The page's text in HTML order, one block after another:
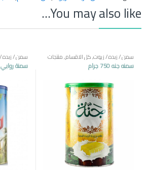
You may also like…
سمن / زبده / زيوت,كل الاقسام,منتجات
مصرية
سمنه جنه 750 جرام
سمن / زبده
مصرية
سمنة روابي 750